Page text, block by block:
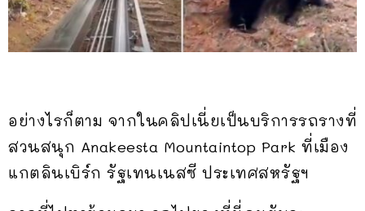
อย่างไรก็ตาม จากในคลิปเนี่ยเป็นบริการรถรางที่
สวนสนุก Anakeesta Mountaintop Park ที่เมือง
แกตลินเบิร์ก รัฐเทนเนสซี ประเทศสหรัฐฯ